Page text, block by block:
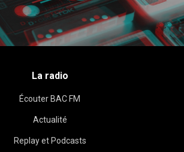
La radio
Écouter BAC FM
Actualité
Replay et Podcasts